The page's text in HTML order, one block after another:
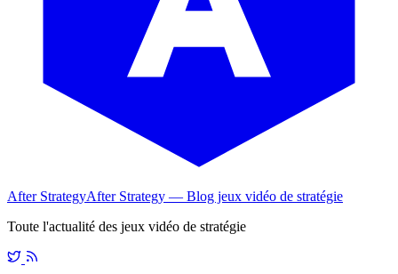
After StrategyAfter Strategy — Blog jeux vidéo de stratégie
Toute l'actualité des jeux vidéo de stratégie